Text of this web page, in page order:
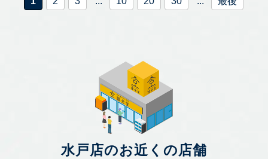
水戸店のお近くの店舗